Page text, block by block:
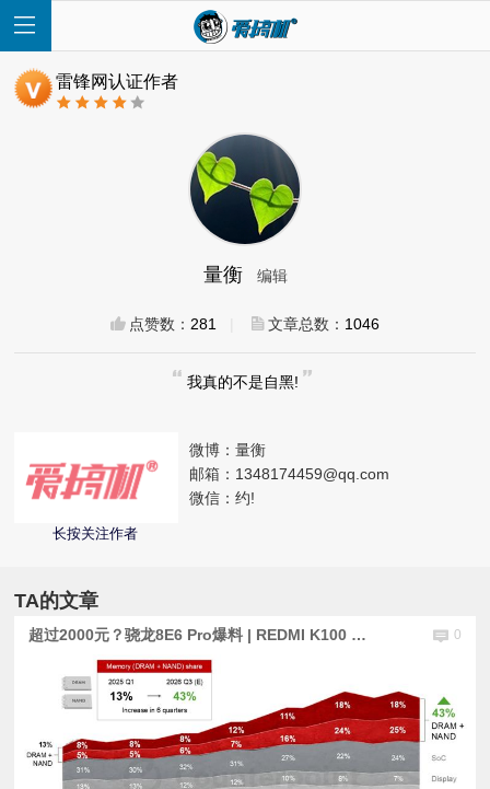
测
科
雷锋网认证作者
量衡 编辑
点赞数： 281 文章总数： 1046
我真的不是自黑!
长按关注作者
微博： 量衡
邮箱： 1348174459@qq.com
微信： 约!
TA的文章
超过2000元？骁龙8E6 Pro爆料 | REDMI K100 Pro跑分曝光：骁龙8E5 | 6月智能机出货量下降16.6% 0